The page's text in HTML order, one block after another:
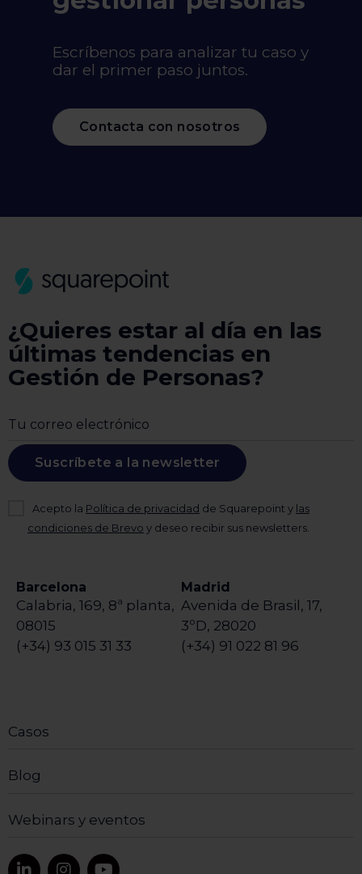
Escríbenos para analizar tu caso y
dar el primer paso juntos.
Contacta con nosotros
¿Quieres estar al día en las
últimas tendencias en
Gestión de Personas?
Suscríbete a la newsletter
Acepto la Política de privacidad de Squarepoint y las
condiciones de Brevo y deseo recibir sus newsletters.
Barcelona
Calabria, 169, 8ª planta,
08015
(+34) 93 015 31 33
Madrid
Avenida de Brasil, 17,
3ºD, 28020
(+34) 91 022 81 96
Casos
Blog
Webinars y eventos